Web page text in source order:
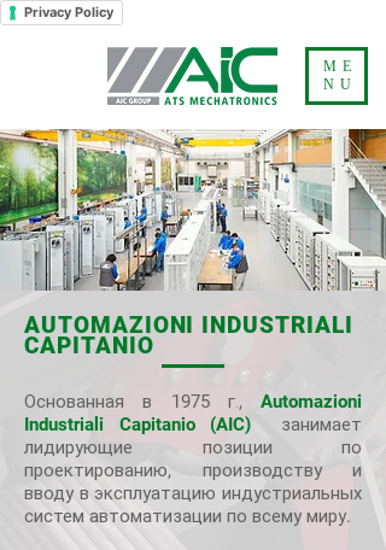
Privacy Policy
ME
NU
AUTOMAZIONI INDUSTRIALI
CAPITANIO
Основанная в 1975 г.,
Automazioni
Industriali Capitanio (AIC)
занимает
лидирующие позиции по
проектированию, производству и
вводу в эксплуатацию индустриальных
систем автоматизации по всему миру.